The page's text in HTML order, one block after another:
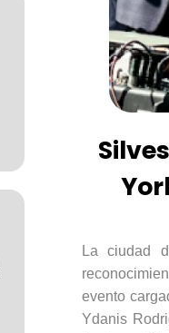
La ciudad
evento
Ydanis